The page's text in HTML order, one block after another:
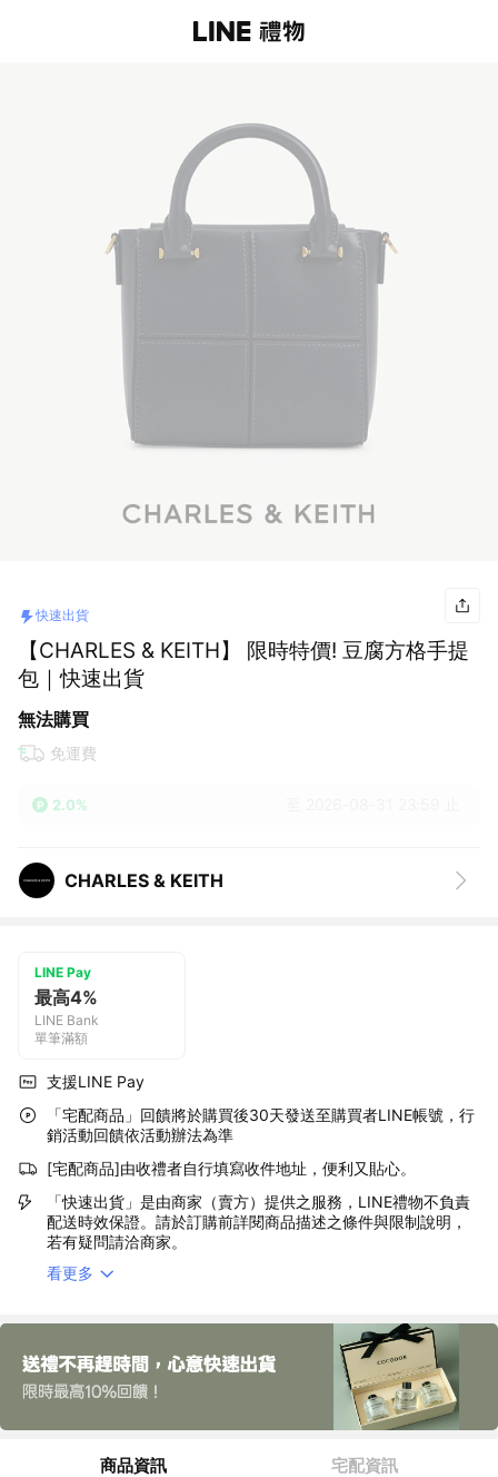
快速出貨
【CHARLES & KEITH】 限時特價! 豆腐方格手提
包｜快速出貨
無法購買
免運費
2.0%
CHARLES & KEITH
LINE Pay
最高4%
LINE Bank
單筆滿額
支援LINE Pay
「宅配商品」回饋將於購買後30天發送至購買者LINE帳號，行
銷活動回饋依活動辦法為準
[宅配商品]由收禮者自行填寫收件地址，便利又貼心。
「快速出貨」是由商家（賣方）提供之服務，LINE禮物不負責
配送時效保證。請於訂購前詳閱商品描述之條件與限制說明，
若有疑問請洽商家。
看更多
商品資訊 宅配資訊